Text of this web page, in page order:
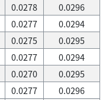
0.0278
0.0296
0.0277
0.0294
0.0275
0.0295
0.0277
0.0294
0.0270
0.0295
0.0277
0.0296